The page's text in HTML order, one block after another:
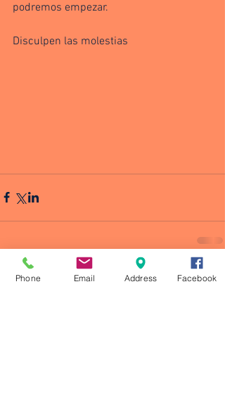
podremos empezar.
Disculpen las molestias
Phone Email Address Facebook